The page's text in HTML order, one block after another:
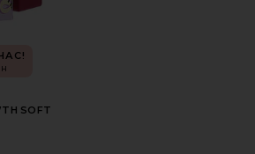
SOFT